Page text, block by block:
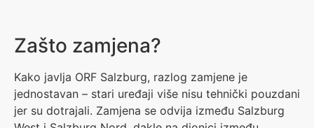
Zašto zamjena?
Kako javlja ORF Salzburg, razlog zamjene je
jednostavan – stari uređaji više nisu tehnički pouzdani
jer su dotrajali. Zamjena se odvija između Salzburg